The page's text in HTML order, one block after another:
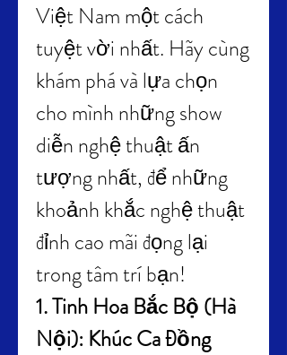
Việt Nam một cách
tuyệt vời nhất. Hãy cùng
khám phá và lựa chọn
cho mình những show
diễn nghệ thuật ấn
tượng nhất, để những
khoảnh khắc nghệ thuật
đỉnh cao mãi đọng lại
trong tâm trí bạn!
1. Tinh Hoa Bắc Bộ (Hà
Nội): Khúc Ca Đồng